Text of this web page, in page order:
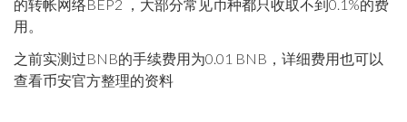
的转帐网络BEP2 ，大部分常见币种都只收取不到0.1%的费
用。
之前实测过BNB的手续费用为0.01 BNB，详细费用也可以
查看币安官方整理的资料